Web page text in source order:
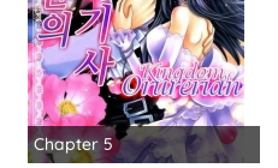
Chapter 5